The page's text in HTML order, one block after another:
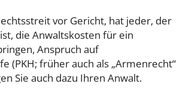
vor Gericht, hat jeder, der
die Anwaltskosten für ein
Anspruch auf
(PKH; früher auch als „Armenrecht“
Sie auch dazu Ihren Anwalt.